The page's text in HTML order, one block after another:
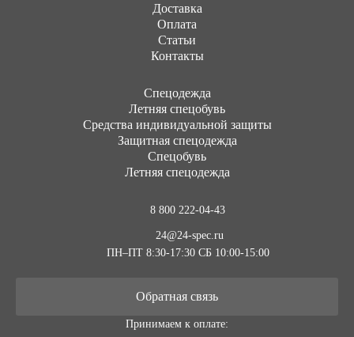
Доставка
Оплата
Статьи
Контакты
Cпецодежда
Летняя спецобувь
Средства индивидуальной защиты
Защитная спецодежда
Спецобувь
Летняя спецодежда
8 800 222-04-43
24@24-spec.ru
ПН–ПТ 8:30-17:30 СБ 10:00-15:00
Обратная связь
Принимаем к оплате: